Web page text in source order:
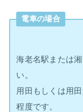
電車の場合
海老名駅または
い。
用田もしくは用
程度です。